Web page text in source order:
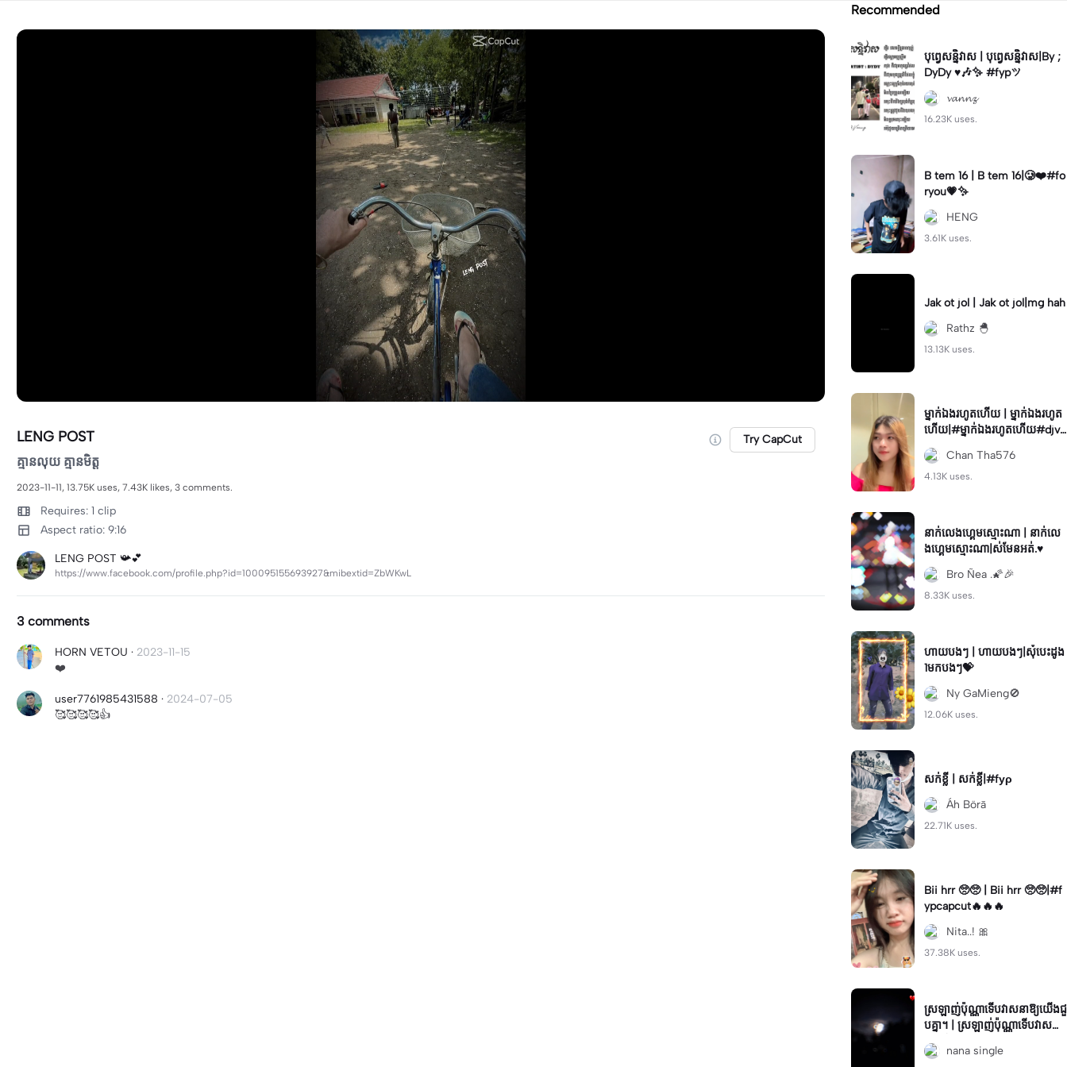
LENG POST Try CapCut
គ្មានលុយ គ្មានមិត្ត
2023-11-11, 13.75K uses, 7.43K likes, 3 comments.
Requires: 1 clip
Aspect ratio: 9:16
LENG POST 📯💕
https://www.facebook.com/profile.php?id=100095155693927&mibextid=ZbWKwL
3 comments
HORN VETOU · 2023-11-15
❤️
user7761985431588 · 2024-07-05
🥰🥰🥰🥰👍
Recommended
បុពេ្វសន្និវាស | បុពេ្វសន្និវាស|By ;
DyDy ♥️🎶✨ #fypツ⁠
𝓿𝓪𝓷𝓷𝔃
16.23K uses.
B tem 16 | B tem 16|🥲❤️#fo
ryou💗✨
HENG
3.61K uses.
Jak ot jol | Jak ot jol|mg hah
Rathz 🐣
13.13K uses.
ម្នាក់​ឯង​រហូត​ហើយ​ | ម្នាក់​ឯង​រហូត​
ហើយ​|#ម្នាក់​ឯង​រហូត​ហើយ​#djvir
alsekarang #sad🥀 #follow
&like❤ #jjv
Chan Tha576
4.13K uses.
នាក់លេងហ្គេមស្មោះណា | នាក់លេ
ងហ្គេមស្មោះណា|ស់មែនអត់.♥️
Bro Ñea .🌠🎉
8.33K uses.
ហាយបងៗ | ហាយបងៗ|សុំបេះដូង
1មកបងៗ💝
Ny GaMieng🚫
12.06K uses.
សក់ខ្លី | សក់ខ្លី|#fуρ
Áh Börā
22.71K uses.
Bii hrr 🥺🥺 | Bii hrr 🥺🥺|#f
ypcapcut🔥🔥🔥
Nita..! 🎀
37.38K uses.
ស្រឡាញ់ប៉ុណ្ណាទើបវាសនាឱ្យយើងជួ
បគ្នា។ | ស្រឡាញ់ប៉ុណ្ណាទើបវាសនា
ឱ្យយើងជួបគ្នា។|❤️‍🩹
nana single